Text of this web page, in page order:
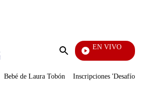
Enviar
EN VIVO
Bebé de Laura Tobón Inscripciones 'Desafío'